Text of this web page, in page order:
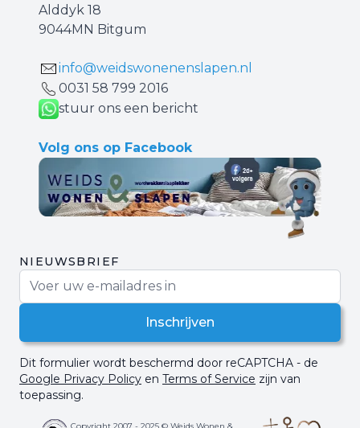
Alddyk 18
9044MN Bitgum
info@weidswonenenslapen.nl
0031 ‪58 799 2016‬
stuur ons een bericht
Volg ons op Facebook
NIEUWSBRIEF
Inschrijven
Dit formulier wordt beschermd door reCAPTCHA - de
Google Privacy Policy en Terms of Service zijn van
toepassing.